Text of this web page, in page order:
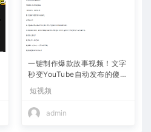
一键制作爆款故事视频！文字
秒变YouTube自动发布的傻瓜
短视频
admin